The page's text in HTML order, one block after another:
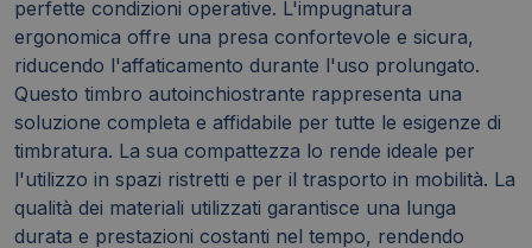
perfette condizioni operative. L'impugnatura
ergonomica offre una presa confortevole e sicura,
riducendo l'affaticamento durante l'uso prolungato.
Questo timbro autoinchiostrante rappresenta una
soluzione completa e affidabile per tutte le esigenze di
timbratura. La sua compattezza lo rende ideale per
l'utilizzo in spazi ristretti e per il trasporto in mobilità. La
qualità dei materiali utilizzati garantisce una lunga
durata e prestazioni costanti nel tempo, rendendo